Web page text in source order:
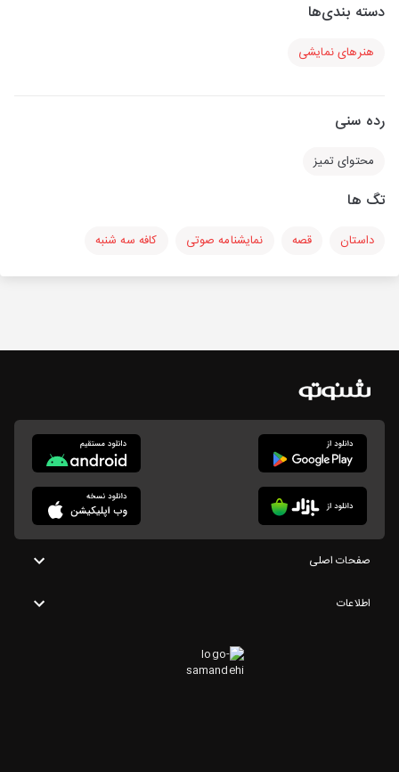
دسته بندی‌ها
هنرهای نمایشی
رده سنی
محتوای تمیز
تگ ها
داستان قصه نمایشنامه صوتی کافه سه شنبه
صفحات اصلی
اطلاعات